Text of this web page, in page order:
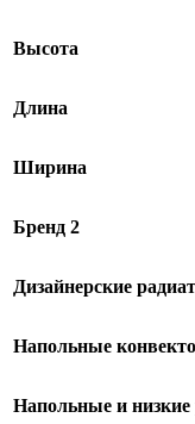
Высота
Длина
Ширина
Бренд 2
Дизайнерские
Напольные
Напольные и